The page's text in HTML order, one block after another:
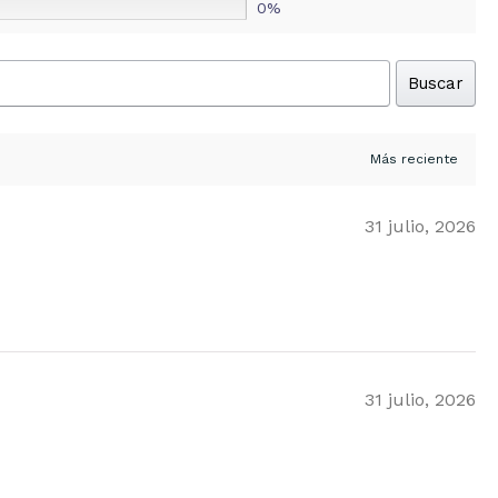
0%
Buscar
31 julio, 2026
31 julio, 2026